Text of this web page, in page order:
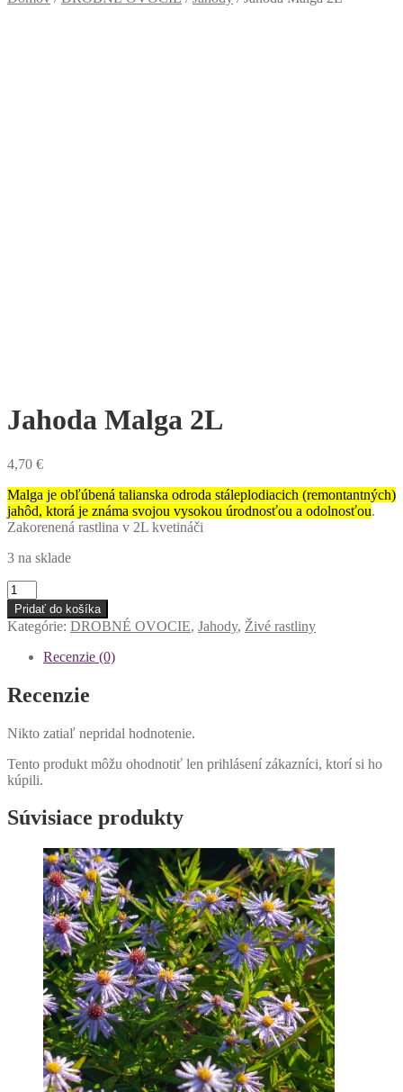
Jahoda Malga 2L
4,70 €
Malga je obľúbená talianska odroda stáleplodiacich (remontantných)
jahôd, ktorá je známa svojou vysokou úrodnosťou a odolnosťou.
Zakorenená rastlina v 2L kvetináči
3 na sklade
množstvo
Jahoda
Malga
2L
Pridať do košíka
Kategórie: DROBNÉ OVOCIE, Jahody, Živé rastliny
Recenzie (0)
Recenzie
Nikto zatiaľ nepridal hodnotenie.
Tento produkt môžu ohodnotiť len prihlásení zákazníci, ktorí si ho
kúpili.
Súvisiace produkty